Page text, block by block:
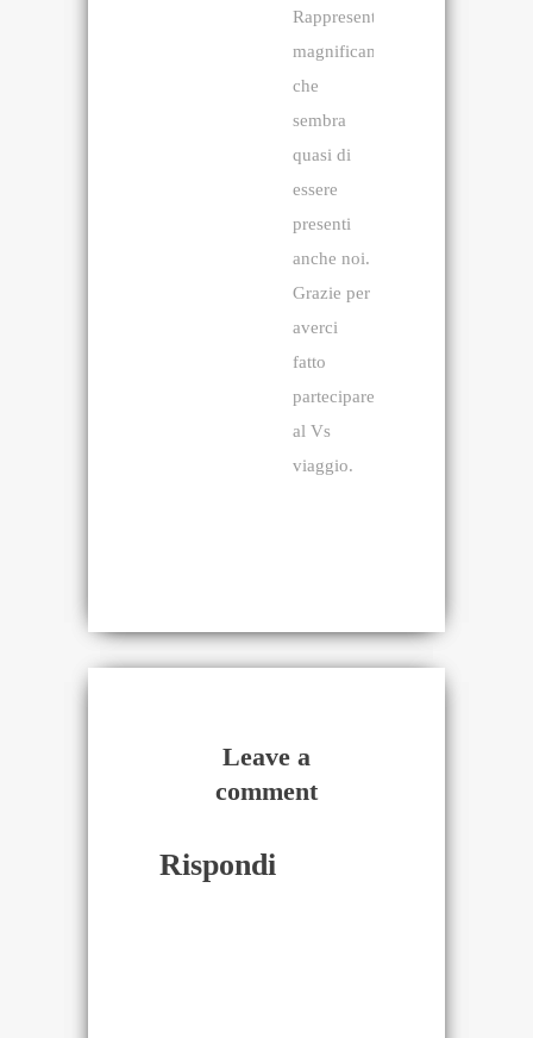
Rappresenta
magnificamente
che
sembra
quasi di
essere
presenti
anche noi.
Grazie per
averci
fatto
partecipare
al Vs
viaggio.
Leave a
comment
Rispondi